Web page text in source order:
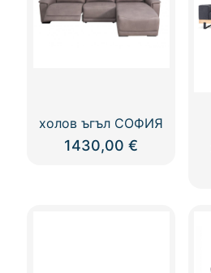
холов ъгъл СОФИЯ
1430,00€